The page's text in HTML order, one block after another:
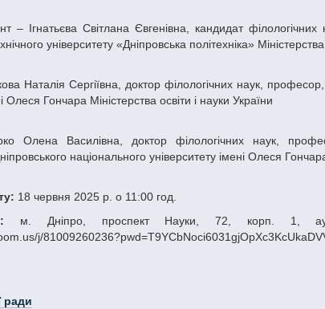
університету «Дніпровська політехніка»
Олеся Гончара Міністерства освіти і науки України
національного університету імені Олеся
18 червня 2025 р. о 11:00 год.
м. Дніпро, проспект Науки, 72, корп. 1, ауд.
j/
ради